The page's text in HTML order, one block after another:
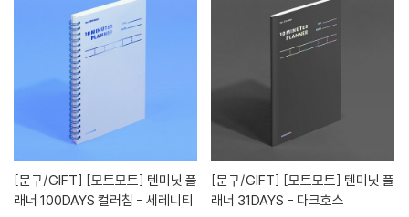
[문구/GIFT]
래너 100DAYS 컬러칩 - 세레니티
[문구/GIFT]
래너 31DAYS - 다크호스